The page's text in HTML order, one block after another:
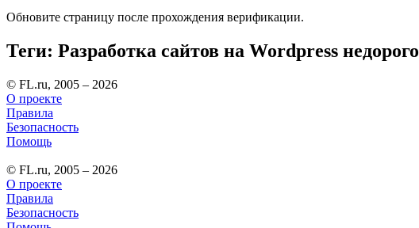
Обновите страницу после прохождения верификации.
Теги: Разработка сайтов на Wordpress недорого
© FL.ru, 2005 – 2026
О проекте
Правила
Безопасность
Помощь
© FL.ru, 2005 – 2026
О проекте
Правила
Безопасность